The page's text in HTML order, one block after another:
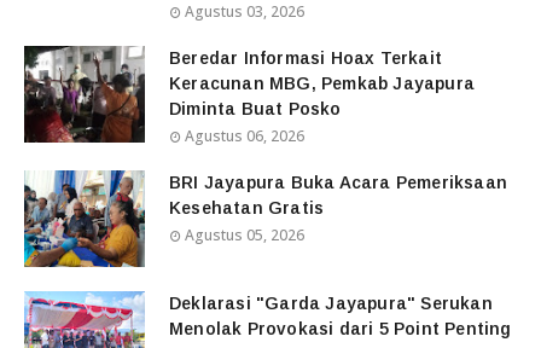
Agustus 03, 2026
Beredar Informasi Hoax Terkait
Keracunan MBG, Pemkab Jayapura
Diminta Buat Posko
Agustus 06, 2026
BRI Jayapura Buka Acara Pemeriksaan
Kesehatan Gratis
Agustus 05, 2026
Deklarasi "Garda Jayapura" Serukan
Menolak Provokasi dari 5 Point Penting